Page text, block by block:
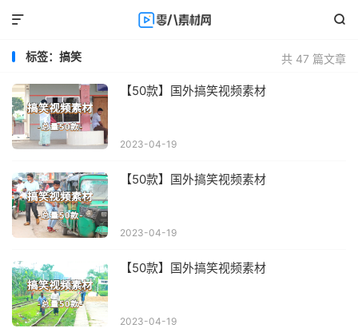


共 47 篇文章
标签：搞笑
【50款】国外搞笑视频素材
2023-04-19
【50款】国外搞笑视频素材
2023-04-19
【50款】国外搞笑视频素材
2023-04-19